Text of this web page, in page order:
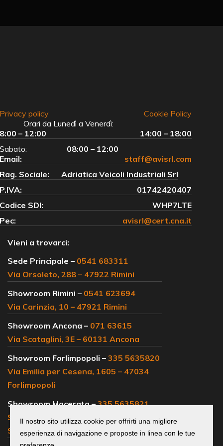
Privacy policy
Cookie Policy
Orari da Lunedì a Venerdì:
8:00 – 12:00
14:00 – 18:00
Sabato: 08:00 – 12:00
Email:
staff@avisrl.com
Rag. Sociale: Adriatica Veicoli Industriali Srl
P.IVA:
01742420407
Codice SDI:
WHP7LTE
Pec:
avisrl@cert.cna.it
Vieni a trovarci:
Sede Principale – 0541 683311
Via Orsoleto, 288 – 47922 Rimini
Showroom Rimini – 0541 623694
Via Carinzia, 10 – 47921 Rimini
Showroom Ancona – 071 63615
Via Scataglini, 3E – 60131 Ancona
Showroom Forlimpopoli – 335 5635820
Via Emilia per Cesena, 1605 – 47034
Forlimpopoli
Showroom Macerata –335 5635821
SS 77, km 102 – 62019 Loc.
Sambucheto Recanati
Il nostro sito utilizza cookie per offrirti una migliore
esperienza di navigazione e proposte in linea con le tue